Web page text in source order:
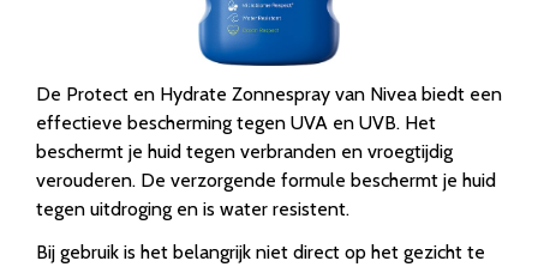
De Protect en Hydrate Zonnespray van Nivea biedt een
effectieve bescherming tegen UVA en UVB. Het
beschermt je huid tegen verbranden en vroegtijdig
verouderen. De verzorgende formule beschermt je huid
tegen uitdroging en is water resistent.
Bij gebruik is het belangrijk niet direct op het gezicht te